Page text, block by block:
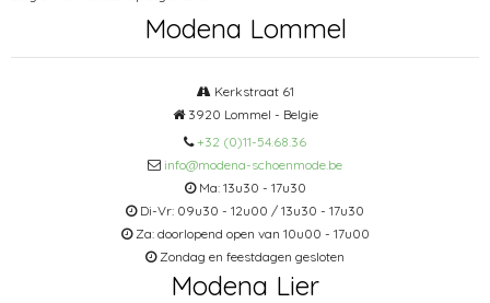
Modena Lommel
Kerkstraat 61
3920 Lommel - Belgie
+32 (0)11-54.68.36
info@modena-schoenmode.be
Ma: 13u30 - 17u30
Di-Vr: 09u30 - 12u00 / 13u30 - 17u30
Za: doorlopend open van 10u00 - 17u00
Zondag en feestdagen gesloten
Modena Lier